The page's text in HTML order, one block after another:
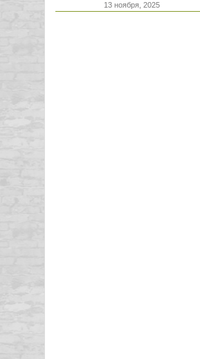
13 ноября, 2025